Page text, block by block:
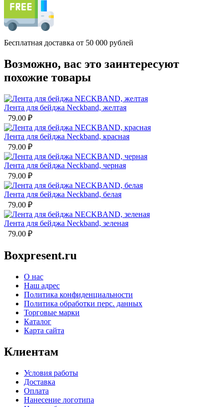
Бесплатная доставка от 50 000 рублей
Возможно, вас это заинтересуют
похожие товары
Лента для бейджа Neckband, желтая
79.00 ₽
Лента для бейджа Neckband, красная
79.00 ₽
Лента для бейджа Neckband, черная
79.00 ₽
Лента для бейджа Neckband, белая
79.00 ₽
Лента для бейджа Neckband, зеленая
79.00 ₽
Boxpresent.ru
О нас
Наш адрес
Политика конфиденциальности
Политика обработки перс. данных
Торговые марки
Каталог
Карта сайта
Клиентам
Условия работы
Доставка
Оплата
Нанесение логотипа